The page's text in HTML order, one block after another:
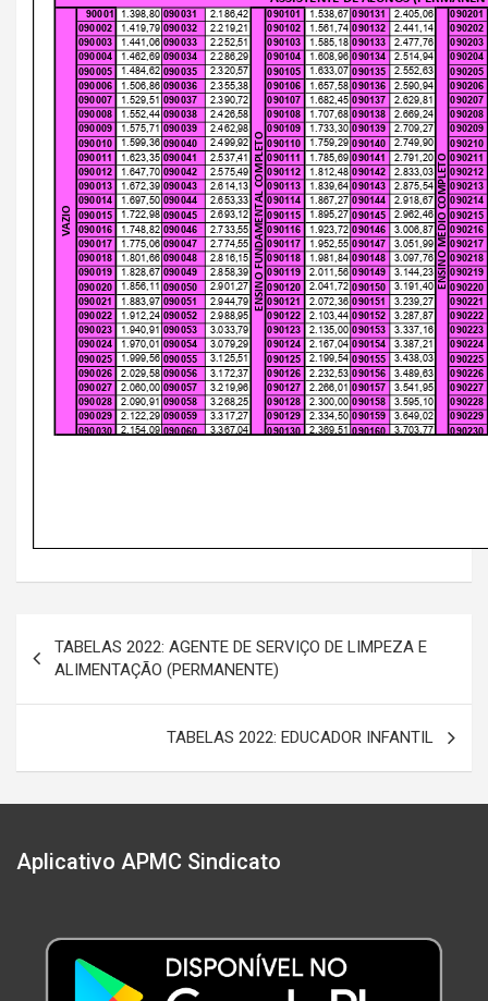
de
Post
TABELAS 2022: AGENTE DE SERVIÇO DE LIMPEZA E
ALIMENTAÇÃO (PERMANENTE)
TABELAS 2022: EDUCADOR INFANTIL
Aplicativo APMC Sindicato